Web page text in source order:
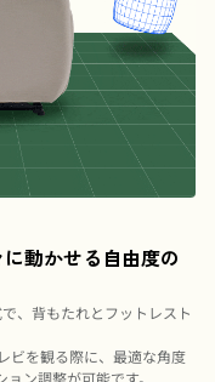
動かせる自由度の
、背もたれとフットレスト
ビを観る際に、最適な角度
ン調整が可能です。